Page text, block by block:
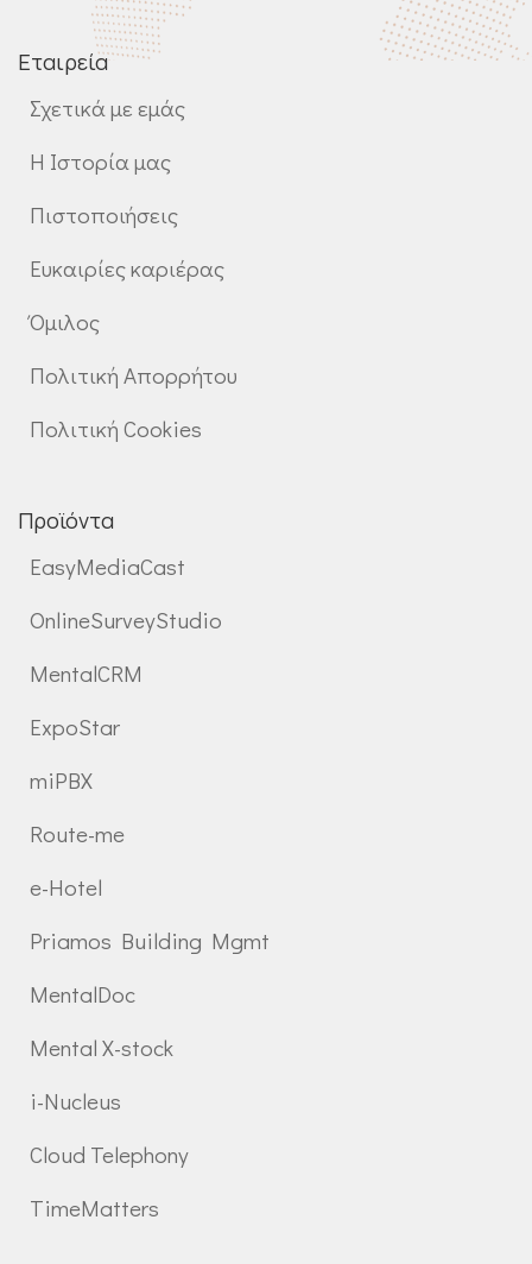
Εταιρεία
Σχετικά με εμάς
Η Ιστορία μας
Πιστοποιήσεις
Ευκαιρίες καριέρας
Όμιλος
Πολιτική Απορρήτου
Πολιτική Cookies
Προϊόντα
EasyMediaCast
OnlineSurveyStudio
MentalCRM
ExpoStar
miPBX
Route-me
e-Hotel
Priamos Building Mgmt
MentalDoc
Mental X-stock
i-Nucleus
Cloud Telephony
TimeMatters